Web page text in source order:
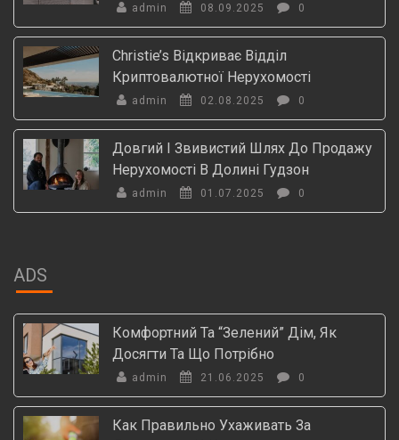
admin 08.09.2025 0
Christie’s Відкриває Відділ
Криптовалютної Нерухомості
admin 02.08.2025 0
Довгий І Звивистий Шлях До Продажу
Нерухомості В Долині Гудзон
admin 01.07.2025 0
ADS
Комфортний Та “зелений” Дім, Як
Досягти Та Що Потрібно
admin 21.06.2025 0
Как Правильно Ухаживать За